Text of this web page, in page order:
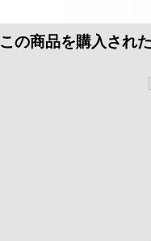
この商品を購入され